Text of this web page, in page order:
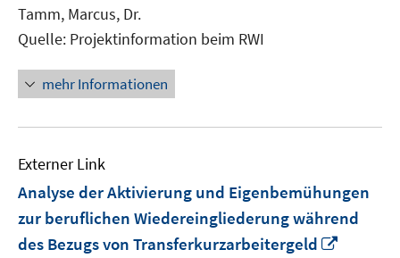
Tamm, Marcus, Dr.
Quelle: Projektinformation beim RWI
mehr Informationen
Externer Link
Analyse der Aktivierung und Eigenbemühungen
zur beruflichen Wiedereingliederung während
des Bezugs von Transferkurzarbeitergeld